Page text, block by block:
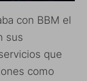
con BBM el
sus
que
como